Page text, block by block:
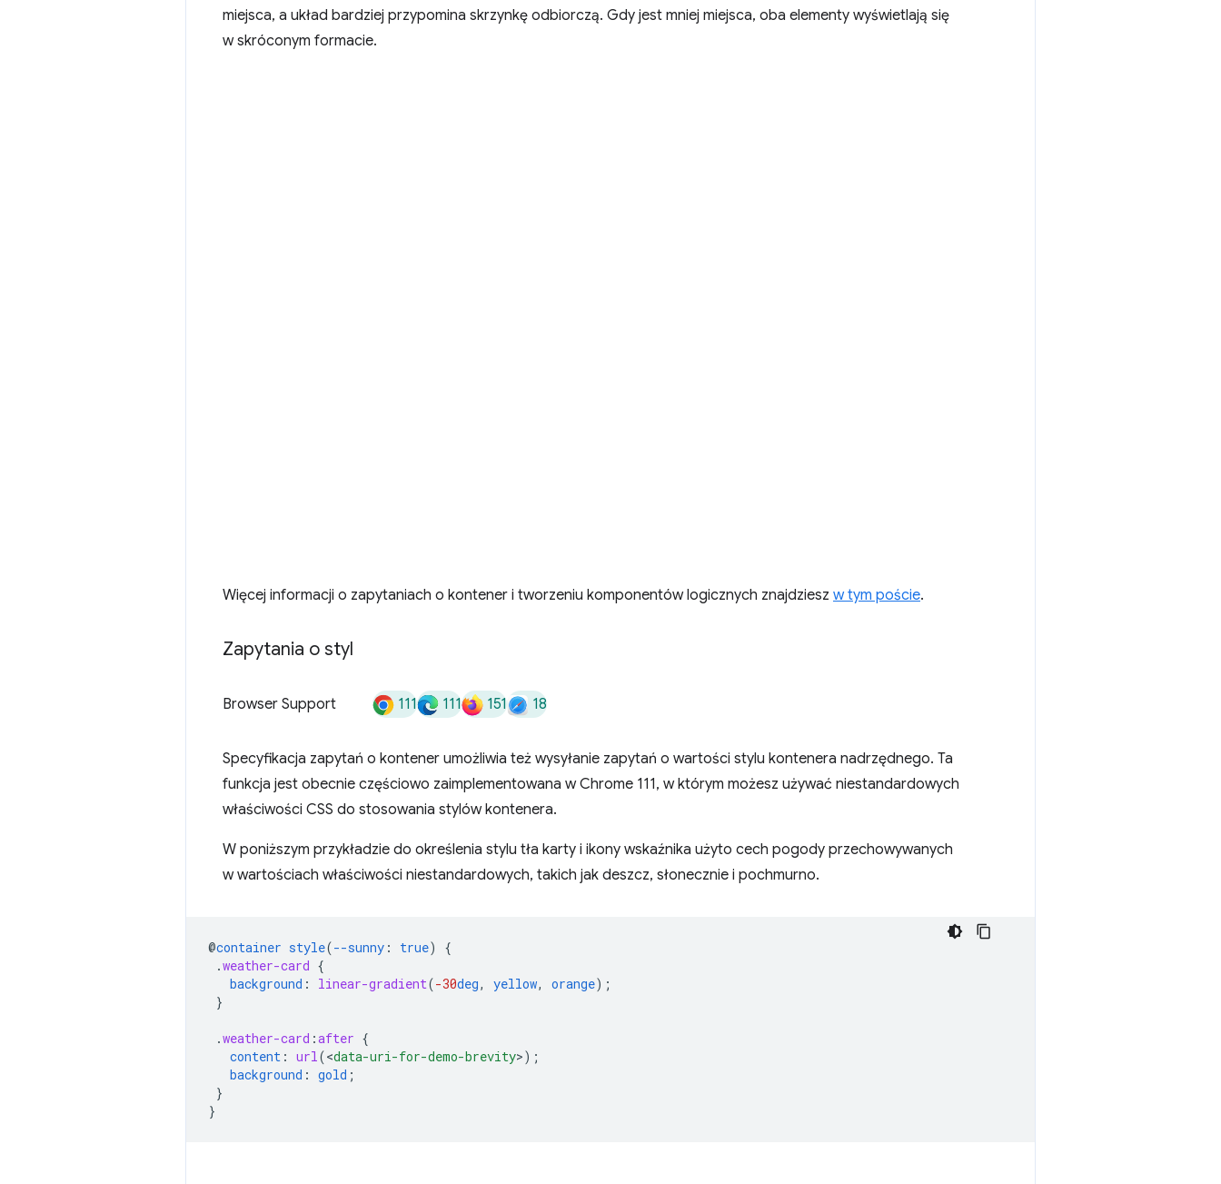
miejsca, a układ bardziej przypomina skrzynkę odbiorczą. Gdy jest mniej miejsca, oba elementy wyświetlają się
w skróconym formacie.
Więcej informacji o zapytaniach o kontener i tworzeniu komponentów logicznych znajdziesz w tym poście.
Zapytania o styl
Browser Support 111 111 151 18
Specyfikacja zapytań o kontener umożliwia też wysyłanie zapytań o wartości stylu kontenera nadrzędnego. Ta
funkcja jest obecnie częściowo zaimplementowana w Chrome 111, w którym możesz używać niestandardowych
właściwości CSS do stosowania stylów kontenera.
W poniższym przykładzie do określenia stylu tła karty i ikony wskaźnika użyto cech pogody przechowywanych
w wartościach właściwości niestandardowych, takich jak deszcz, słonecznie i pochmurno.
@container style(--sunny : true)
{
.weather-card {
background : linear-gradient(-30deg, yellow, orange);
}
.weather-card :after {
content : url(<data-uri-for-demo-brevity>);
background : gold ;
}
}